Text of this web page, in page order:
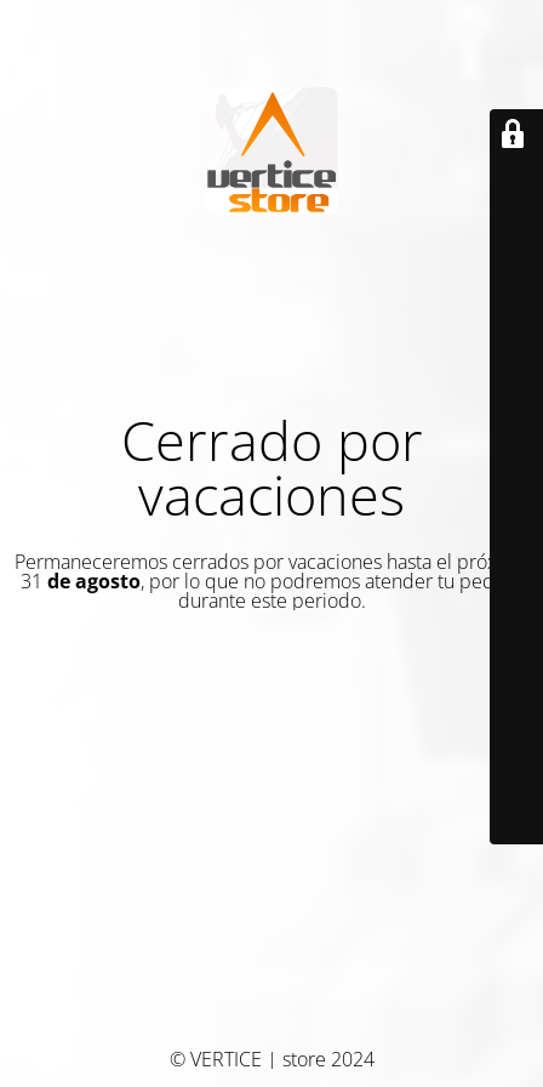
Cerrado por
vacaciones
Permaneceremos cerrados por vacaciones hasta el próximo
31 de agosto, por lo que no podremos atender tu pedido
durante este periodo.
© VERTICE | store 2024